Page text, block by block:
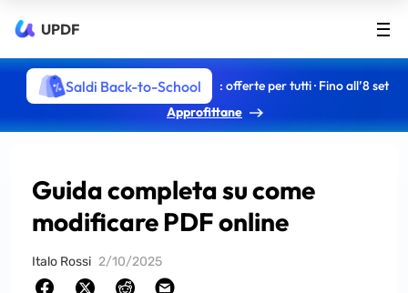
UPDF
Saldi Back-to-School
: offerte per tutti · Fino all’8 set
Approfittane
Guida completa su come
modificare PDF online
Italo Rossi 2/10/2025